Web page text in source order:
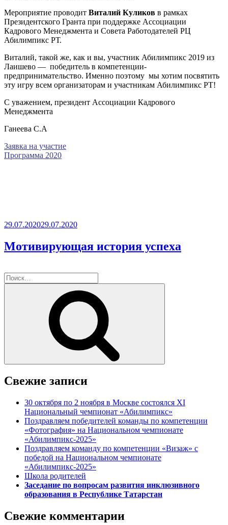
Мероприятие проводит Виталий Куликов в рамках
Президентского Гранта при поддержке Ассоциации
Кадрового Менеджмента и Совета Работодателей РЦ
Абилимпикс РТ.
Виталий, такой же, как и вы, участник Абилимпикс 2019 из
Лаишево — победитель в компетенции-
предпринимательство. Именно поэтому мы хотим посвятить
эту игру всем организаторам и участникам Абилимпикс РТ!
С уважением, президент Ассоциации Кадрового
Менеджмента
Ганеева С.А
Заявка на участие
Программа 2020
Опубликовано
29.07.202029.07.2020
Мотивирующая история успеха
Искать:
Свежие записи
30 октября по 2 ноября в Москве состоялся ХI
Национальный чемпионат «Абилимпикс»
Поздравляем победителей команды по компетенции
«Фотография» на Национальном чемпионате
«Абилимпикс-2025»
Поздравляем команду по компетенции «Визаж» с
победой на Национальном чемпионате
«Абилимпикс-2025»
Школа родителей
Заседание по вопросам развития инклюзивного
образования в Республике Татарстан
Свежие комментарии